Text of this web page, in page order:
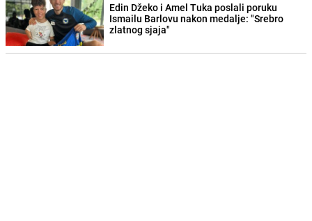
Edin Džeko i Amel Tuka poslali poruku
Ismailu Barlovu nakon medalje: "Srebro
zlatnog sjaja"